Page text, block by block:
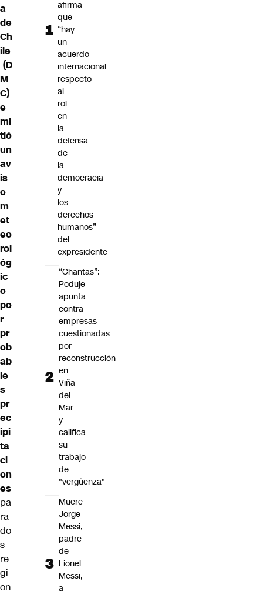
a
de
Ch
ile
(D
M
C)
e
mi
tió
un
av
is
o
m
et
eo
rol
óg
ic
o
po
r
pr
ob
ab
le
s
pr
ec
ipi
ta
ci
on
es
pa
ra
do
s
re
gi
on
afirma
que
“hay
un
acuerdo
internacional
respecto
al
rol
en
la
defensa
de
la
democracia
y
los
derechos
humanos”
del
expresidente
“Chantas”:
Poduje
apunta
contra
empresas
cuestionadas
por
reconstrucción
en
Viña
del
Mar
y
califica
su
trabajo
de
"vergüenza"
Muere
Jorge
Messi,
padre
de
Lionel
Messi,
a